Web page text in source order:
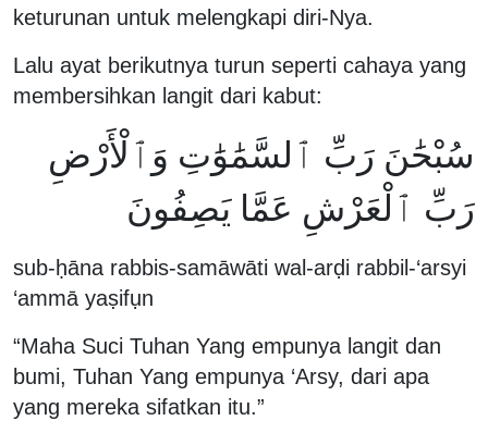
keturunan untuk melengkapi diri-Nya.
Lalu ayat berikutnya turun seperti cahaya yang
membersihkan langit dari kabut:
سُبْحَٰنَ رَبِّ ٱلسَّمَٰوَٰتِ وَٱلْأَرْضِ
رَبِّ ٱلْعَرْشِ عَمَّا يَصِفُونَ
sub-ḥāna rabbis-samāwāti wal-arḍi rabbil-‘arsyi
‘ammā yaṣifụn
“Maha Suci Tuhan Yang empunya langit dan
bumi, Tuhan Yang empunya ‘Arsy, dari apa
yang mereka sifatkan itu.”